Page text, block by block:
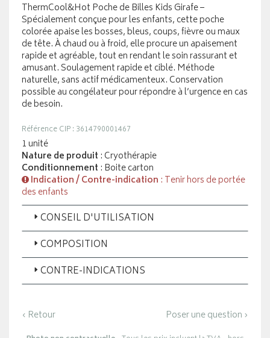
ThermCool&Hot Poche de Billes Kids Girafe –
Spécialement conçue pour les enfants, cette poche
colorée apaise les bosses, bleus, coups, fièvre ou maux
de tête. À chaud ou à froid, elle procure un apaisement
rapide et agréable, tout en rendant le soin rassurant et
amusant. Soulagement rapide et ciblé. Méthode
naturelle, sans actif médicamenteux. Conservation
possible au congélateur pour répondre à l’urgence en cas
de besoin.
Référence CIP : 3614790001467
1 unité
Nature de produit : Cryothérapie
Conditionnement : Boite carton
Indication / Contre-indication : Tenir hors de portée
des enfants
CONSEIL D'UTILISATION
COMPOSITION
CONTRE-INDICATIONS
‹ Retour Poser une question ›